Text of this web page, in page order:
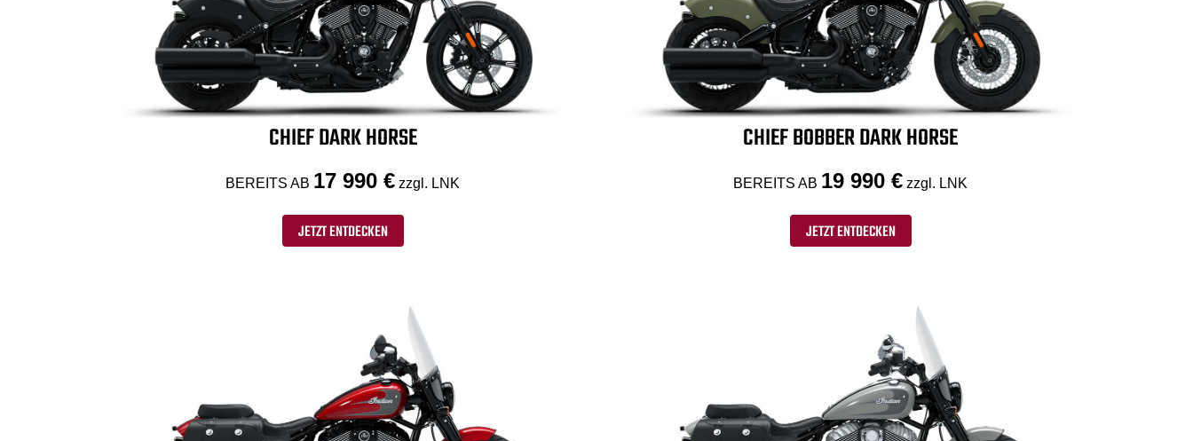
CHIEF DARK HORSE
BEREITS AB 17 990 € zzgl. LNK
JETZT ENTDECKEN
CHIEF BOBBER DARK HORSE
BEREITS AB 19 990 € zzgl. LNK
JETZT ENTDECKEN